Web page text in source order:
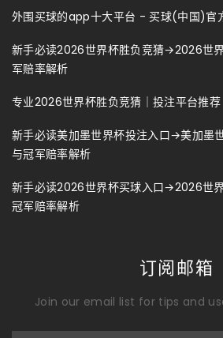
外围买球的app十大平台 - 买球(中国)官
新手必读2026世界杯胜负竞猜→2026世
军赔率解析
专业2026世界杯胜负竞猜｜投注平台推荐
新手必读美加墨世界杯投注入口→美加墨
与冠军赔率解析
新手必读2026世界杯买球入口→2026世
冠军赔率解析
订阅邮箱
Join our email list for tips and